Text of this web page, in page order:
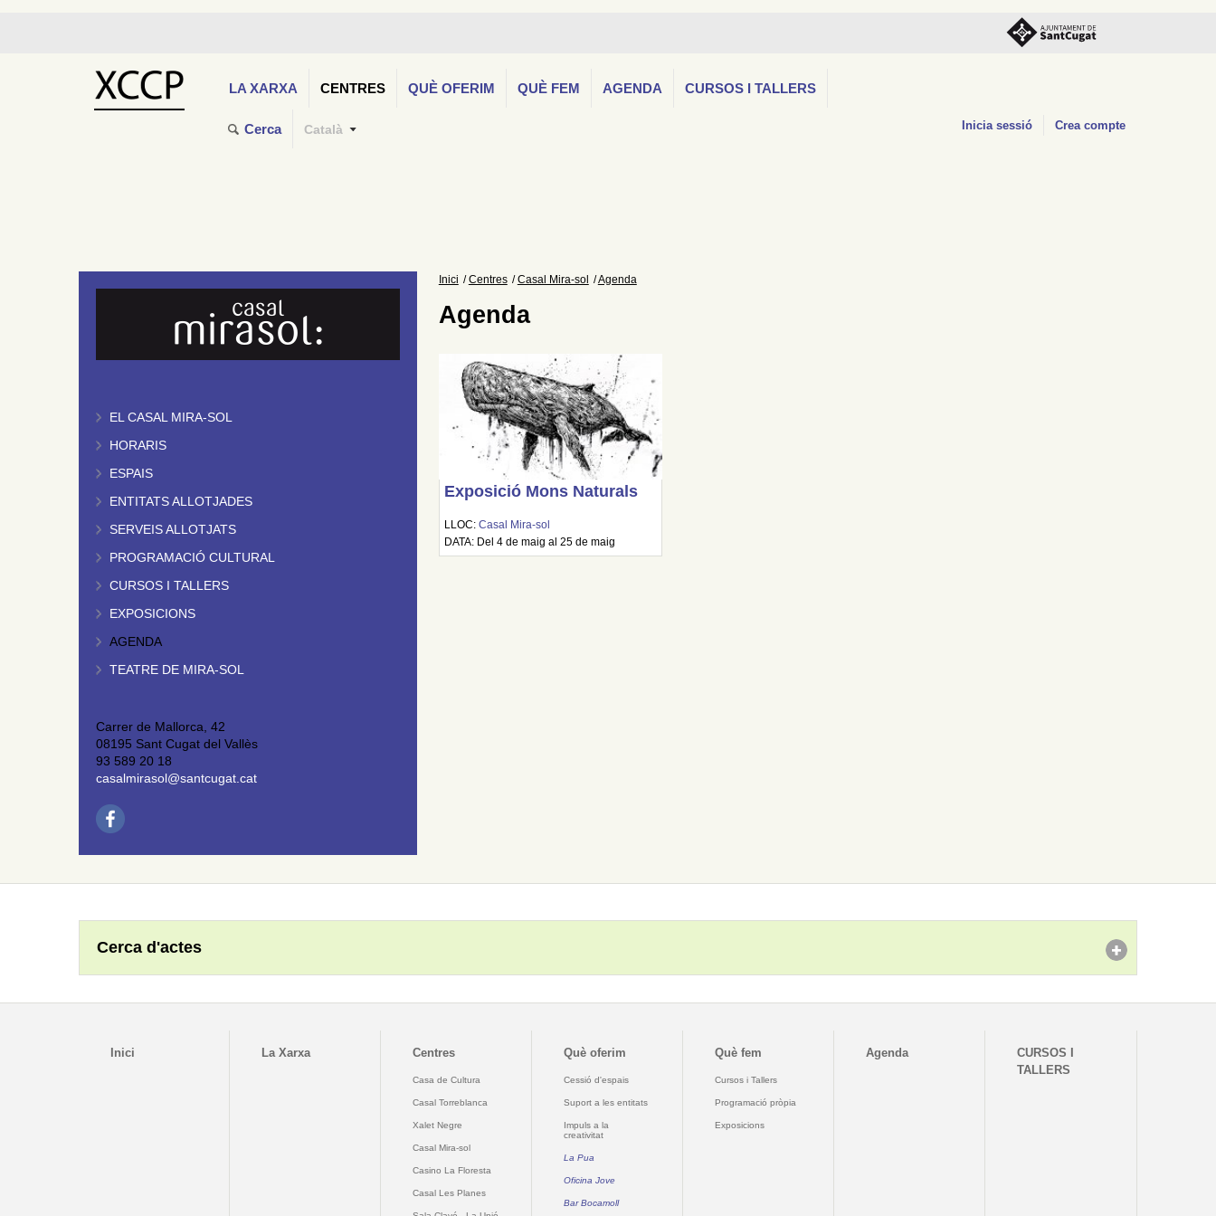
LA XARXA CENTRES QUÈ OFERIM QUÈ FEM AGENDA CURSOS I TALLERS
Cerca Català Inicia sessió Crea compte
EL CASAL MIRA-SOL
HORARIS
ESPAIS
ENTITATS ALLOTJADES
SERVEIS ALLOTJATS
PROGRAMACIÓ CULTURAL
CURSOS I TALLERS
EXPOSICIONS
AGENDA
TEATRE DE MIRA-SOL
Carrer de Mallorca, 42
08195 Sant Cugat del Vallès
93 589 20 18
casalmirasol@santcugat.cat
Inici Centres Casal Mira-sol Agenda
Agenda
Exposició Mons Naturals
LLOC: Casal Mira-sol
DATA: Del 4 de maig al 25 de maig
Cerca d'actes
Inici La Xarxa Centres
Casa de Cultura
Casal Torreblanca
Xalet Negre
Casal Mira-sol
Casino La Floresta
Casal Les Planes
Què oferim
Cessió d'espais
Suport a les entitats
Impuls a la
creativitat
La Pua
Oficina Jove
Bar Bocamoll
Què fem
Cursos i Tallers
Programació pròpia
Exposicions
Agenda
CURSOS I
TALLERS